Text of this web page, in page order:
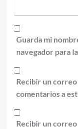
Guarda mi
navegador para
Recibir un
comentarios a
Recibir un